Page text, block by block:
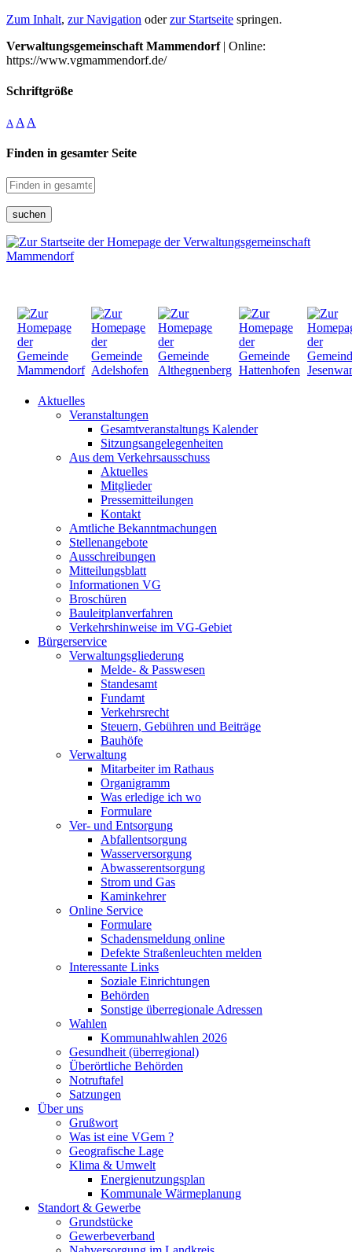
Zum Inhalt, zur Navigation oderzur Startseite springen.
Verwaltungsgemeinschaft Mammendorf| Online:
https://www.vgmammendorf.de/
Schriftgröße
A A A
Finden in gesamter Seite
suchen
Aktuelles
Veranstaltungen
Gesamtveranstaltungs Kalender
Sitzungsangelegenheiten
Aus dem Verkehrsausschuss
Aktuelles
Mitglieder
Pressemitteilungen
Kontakt
Amtliche Bekanntmachungen
Stellenangebote
Ausschreibungen
Mitteilungsblatt
Informationen VG
Broschüren
Bauleitplanverfahren
Verkehrshinweise im VG-Gebiet
Bürgerservice
Verwaltungsgliederung
Melde- & Passwesen
Standesamt
Fundamt
Verkehrsrecht
Steuern, Gebühren und Beiträge
Bauhöfe
Verwaltung
Mitarbeiter im Rathaus
Organigramm
Was erledige ich wo
Formulare
Ver- und Entsorgung
Abfallentsorgung
Wasserversorgung
Abwasserentsorgung
Strom und Gas
Kaminkehrer
Online Service
Formulare
Schadensmeldung online
Defekte Straßenleuchten melden
Interessante Links
Soziale Einrichtungen
Behörden
Sonstige überregionale Adressen
Wahlen
Kommunahlwahlen 2026
Gesundheit (überregional)
Überörtliche Behörden
Notruftafel
Satzungen
Über uns
Grußwort
Was ist eine VGem ?
Geografische Lage
Klima & Umwelt
Energienutzungsplan
Kommunale Wärmeplanung
Standort & Gewerbe
Grundstücke
Gewerbeverband